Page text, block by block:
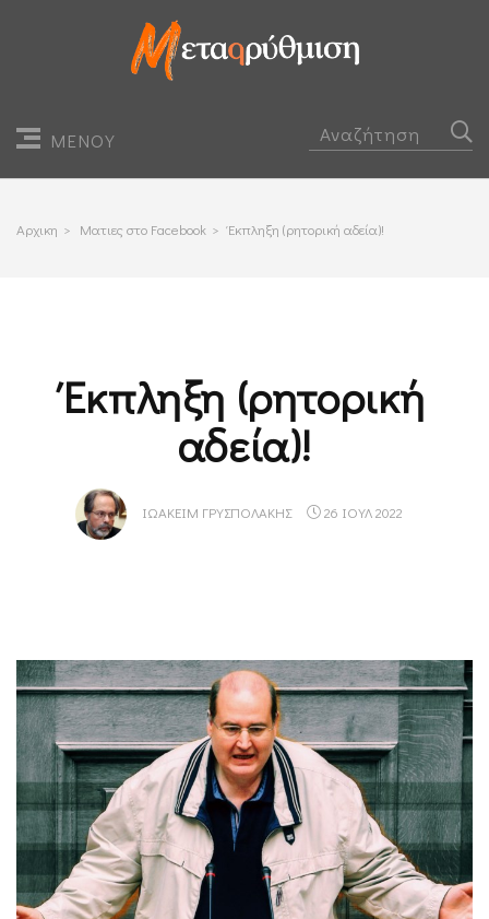
ΜΕΝΟΥ
Αρχικη > Ματιες στο Facebook > Έκπληξη (ρητορική αδεία)!
Έκπληξη (ρητορική
αδεία)!
ΙΩΑΚΕΊΜ ΓΡΥΣΠΟΛΆΚΗΣ 26 ΙΟΥΛ 2022